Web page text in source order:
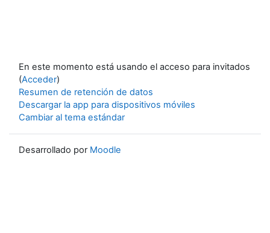
En este momento está usando el acceso para invitados
(Acceder)
Resumen de retención de datos
Descargar la app para dispositivos móviles
Cambiar al tema estándar
Desarrollado por Moodle